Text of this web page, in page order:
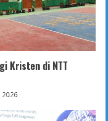
Kristen di NTT
2026